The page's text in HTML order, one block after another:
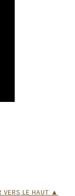
VERS LE HAUT ▲